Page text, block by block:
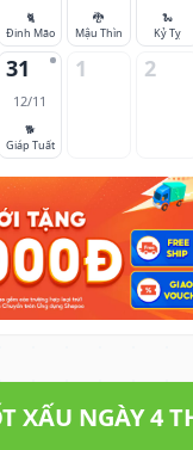
🐈
Đinh Mão
🐉
Mậu Thìn
🐍
Kỷ Tỵ
31
12/11
🐕
Giáp Tuất
1 2
XẤU NGÀY 4